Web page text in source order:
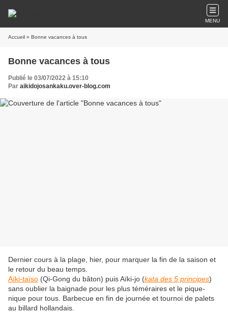
MENU
Accueil » Bonne vacances à tous
Bonne vacances à tous
Publié le 03/07/2022 à 15:10
Par aikidojosankaku.over-blog.com
Dernier cours à la plage, hier, pour marquer la fin de la saison et
le retour du beau temps.
Aïki-taïso (Qi-Gong du bâton) puis Aïki-jo (kata des 5 principes)
sans oublier la baignade pour les plus téméraires et le pique-
nique pour tous. Barbecue en fin de journée et tournoi de palets
au billard hollandais.